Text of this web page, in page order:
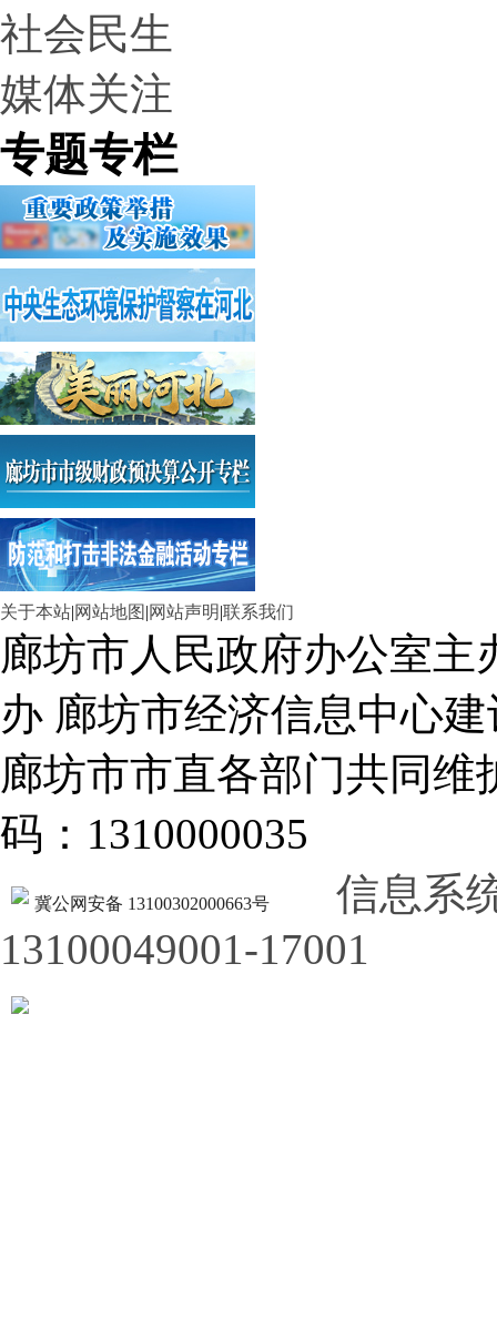
社会民生
媒体关注
专题专栏
关于本站|网站地图 |网站声明|联系我们
廊坊市人民政府办公室
办 廊坊市经济信息中心建
廊坊市市直各部门共同
码：1310000035
冀公网安备 13100302000663号
信息系
13100049001-17001